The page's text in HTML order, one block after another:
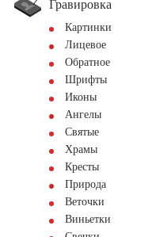
Гравировка
Картинки
Лицевое
Обратное
Шрифты
Иконы
Ангелы
Святые
Храмы
Кресты
Природа
Веточки
Виньетки